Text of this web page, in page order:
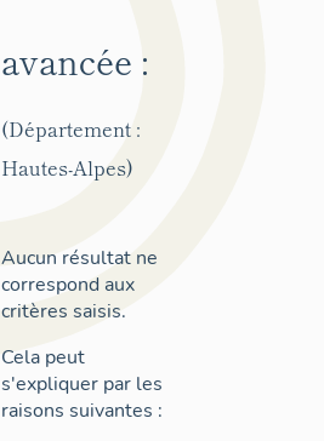
avancée :
(Département :
Hautes-Alpes)
Aucun résultat ne
correspond aux
critères saisis.
Cela peut
s'expliquer par les
raisons suivantes :